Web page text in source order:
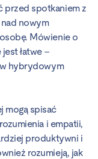
przed spotkaniem z
nowym
Mówienie o
łatwe –
hybrydowym
mogą spisać
i empatii,
produktywni i
rozumieją, jak